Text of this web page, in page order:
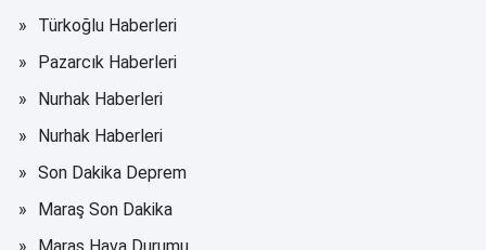
Türkoğlu Haberleri
Pazarcık Haberleri
Nurhak Haberleri
Nurhak Haberleri
Son Dakika Deprem
Maraş Son Dakika
Maraş Hava Durumu